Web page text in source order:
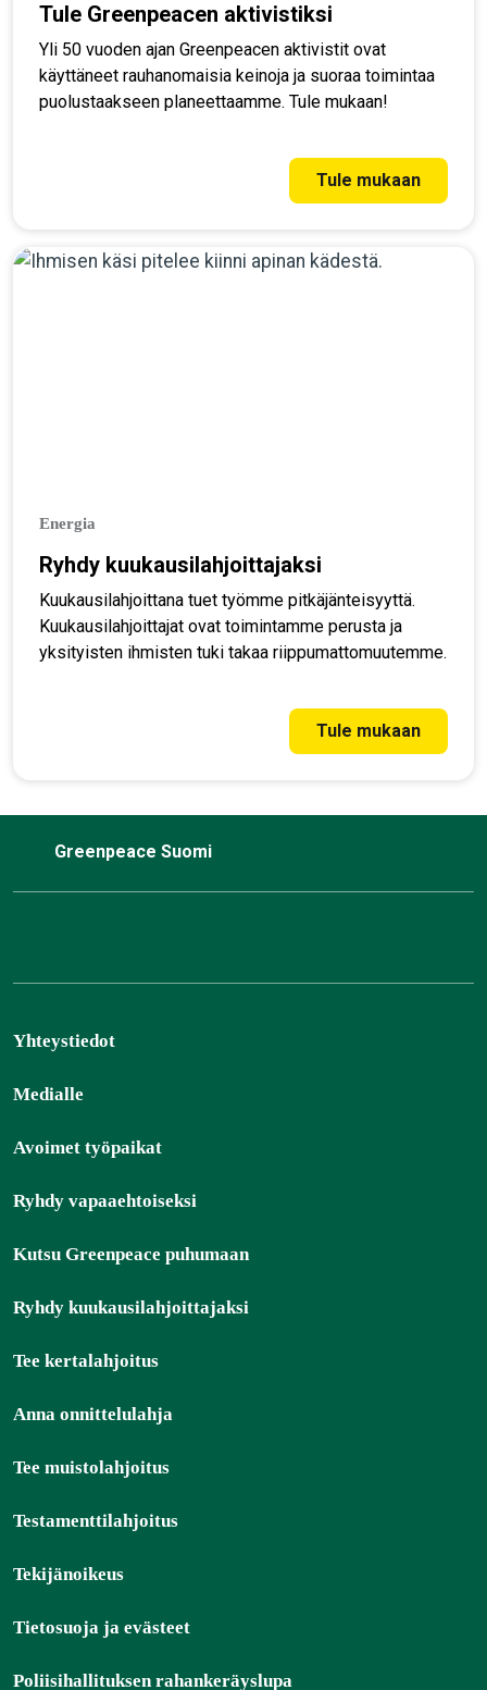
Tule Greenpeacen aktivistiksi
Yli 50 vuoden ajan Greenpeacen aktivistit ovat
käyttäneet rauhanomaisia keinoja ja suoraa toimintaa
puolustaakseen planeettaamme. Tule mukaan!
Tule mukaan
Energia
Ryhdy kuukausilahjoittajaksi
Kuukausilahjoittana tuet työmme pitkäjänteisyyttä.
Kuukausilahjoittajat ovat toimintamme perusta ja
yksityisten ihmisten tuki takaa riippumattomuutemme.
Tule mukaan
Greenpeace Suomi
Yhteystiedot
Medialle
Avoimet työpaikat
Ryhdy vapaaehtoiseksi
Kutsu Greenpeace puhumaan
Ryhdy kuukausilahjoittajaksi
Tee kertalahjoitus
Anna onnittelulahja
Tee muistolahjoitus
Testamenttilahjoitus
Tekijänoikeus
Tietosuoja ja evästeet
Poliisihallituksen rahankeräyslupa